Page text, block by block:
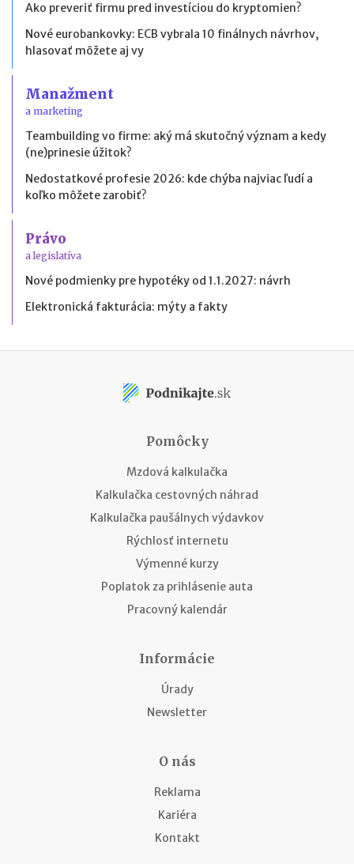
Ako preveriť firmu pred investíciou do kryptomien?
Nové eurobankovky: ECB vybrala 10 finálnych návrhov,
hlasovať môžete aj vy
Manažment
a marketing
Teambuilding vo firme: aký má skutočný význam a kedy
(ne)prinesie úžitok?
Nedostatkové profesie 2026: kde chýba najviac ľudí a
koľko môžete zarobiť?
Právo
a legislatíva
Nové podmienky pre hypotéky od 1.1.2027: návrh
Elektronická fakturácia: mýty a fakty
Pomôcky
Mzdová kalkulačka
Kalkulačka cestovných náhrad
Kalkulačka paušálnych výdavkov
Rýchlosť internetu
Výmenné kurzy
Poplatok za prihlásenie auta
Pracovný kalendár
Informácie
Úrady
Newsletter
O nás
Reklama
Kariéra
Kontakt